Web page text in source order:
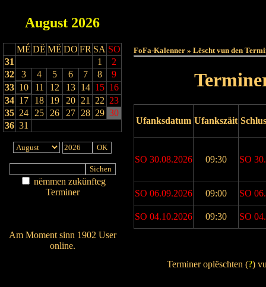
August 2026
MÉ DË MË DO FR SA SO
31
1
2
32
3 4 5 6 7 8
9
33 10 11 12 13 14 15 16
34 17 18 19 20 21 22 23
35 24 25 26 27 28 29 30
36 31
nëmmen zukünfteg
Terminer
Am Moment sinn 1902 User
online.
FoFa-Kalenner » Lëscht vun den
Ufanksdatum Ufankszäit
SO 30.08.2026 09:30 SO
SO 06.09.2026 09:00 SO
SO 04.10.2026 09:30 SO
Terminer oplëschten (?)